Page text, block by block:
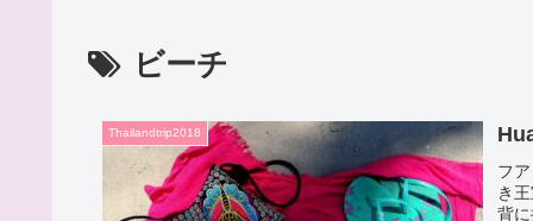
ビーチ
Thailandtrip2018
フ
き
背